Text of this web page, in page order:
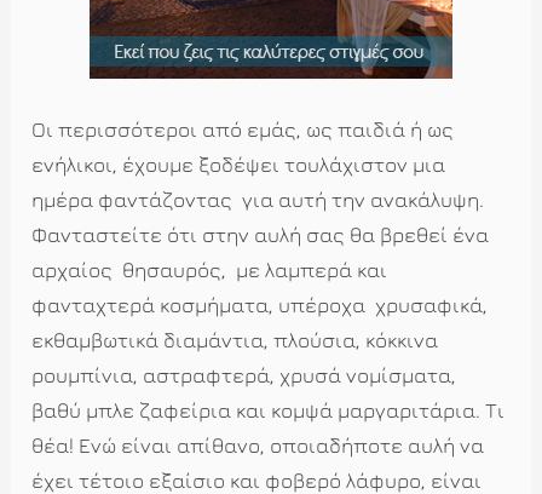
Οι περισσότεροι από εμάς, ως παιδιά ή ως
ενήλικοι, έχουμε ξοδέψει τουλάχιστον μια
ημέρα φαντάζοντας για αυτή την ανακάλυψη.
Φανταστείτε ότι στην αυλή σας θα βρεθεί ένα
αρχαίος θησαυρός, με λαμπερά και
φανταχτερά κοσμήματα, υπέροχα χρυσαφικά,
εκθαμβωτικά διαμάντια, πλούσια, κόκκινα
ρουμπίνια, αστραφτερά, χρυσά νομίσματα,
βαθύ μπλε ζαφείρια και κομψά μαργαριτάρια. Τι
θέα! Ενώ είναι απίθανο, οποιαδήποτε αυλή να
έχει τέτοιο εξαίσιο και φοβερό λάφυρο, είναι